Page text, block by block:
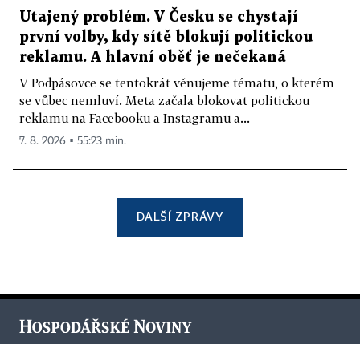
Utajený problém. V Česku se chystají
první volby, kdy sítě blokují politickou
reklamu. A hlavní oběť je nečekaná
V Podpásovce se tentokrát věnujeme tématu, o kterém
se vůbec nemluví. Meta začala blokovat politickou
reklamu na Facebooku a Instagramu a...
7. 8. 2026 ▪ 55:23 min.
DALŠÍ ZPRÁVY